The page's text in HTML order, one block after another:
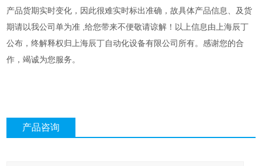
产品货期实时变化，因此很难实时标出准确，故具体产品信息、及货
期请以我公司单为准 ,给您带来不便敬请谅解！以上信息由上海辰丁
公布，终解释权归上海辰丁自动化设备有限公司所有。感谢您的合
作，竭诚为您服务。
产品咨询